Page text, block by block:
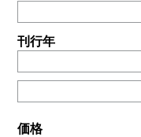
刊行年
価格